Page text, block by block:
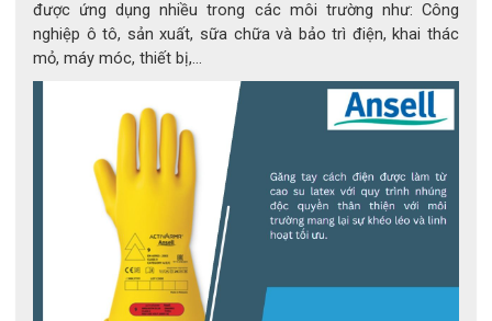
được ứng dụng nhiều trong các môi trường như: Công
nghiệp ô tô, sản xuất, sữa chữa và bảo trì điện, khai thác
mỏ, máy móc, thiết bị,...